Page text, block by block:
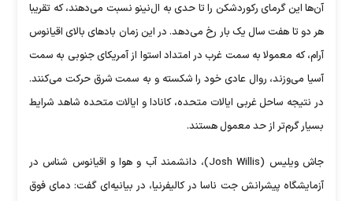
آن‌ها این گرمای رکوردشکن را تا حدی به ال‌نینو نسبت می‌دهند، که تقریبا
هر دو تا هفت سال یک بار رخ می‌دهد. در این زمان باد‌های بالای اقیانوس
آرام، که معمولا به سمت غرب در امتداد استوا از آمریکای جنوبی به سمت
آسیا می‌وزند، روال عادی خود را شکسته و به سمت شرق حرکت می‌کنند.
در نتیجه ساحل غربی ایالات متحده، کانادا و ایالات متحده شاهد شرایط
بسیار گرم‌تر از حد معمول هستند.
جاش ویلیس (Josh Willis)، دانشمند آب و هوا و اقیانوس شناس در
آزمایشگاه پیشرانش جت ناسا در کالیفرنیا، در بیانیه‌ای گفت: دمای فوق